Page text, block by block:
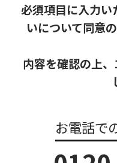
必須項目に入力い
いについて同意
内容を確認の上
お電話で